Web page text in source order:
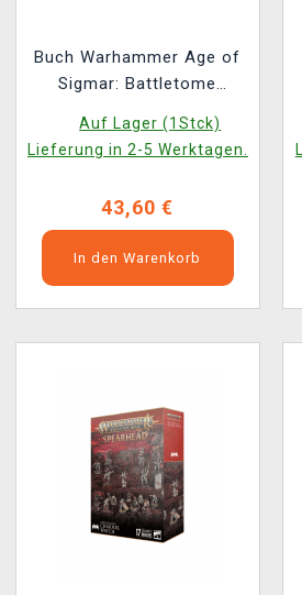
Buch Warhammer Age of
Sigmar: Battletome
Auf Lager (1Stck)
Lieferung in 2-5 Werktagen.
43,60 €
In den Warenkorb